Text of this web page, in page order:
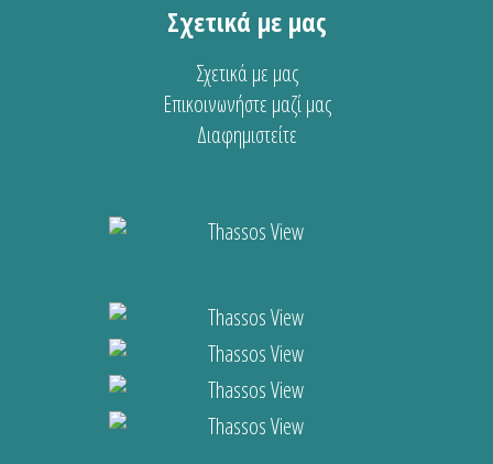
Σχετικά με μας
Σχετικά με μας
Επικοινωνήστε μαζί μας
Διαφημιστείτε